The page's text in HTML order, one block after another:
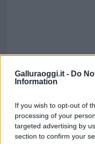
Galluraoggi.it - Do
Information
If you wish to opt-out of
processing of your
targeted advertising by
section to confirm your